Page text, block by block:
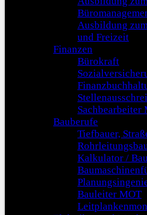
Ausbildung
und Freizeit
Finanzen
Bürokraft
Sachbearbeiter
Bauberufe
Tiefbauer,
Kalkulator /
Bauleiter MOT